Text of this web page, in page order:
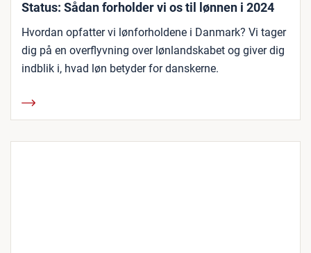
Status: Sådan forholder vi os til lønnen i 2024
Hvordan opfatter vi lønforholdene i Danmark? Vi tager
dig på en overflyvning over lønlandskabet og giver dig
indblik i, hvad løn betyder for danskerne.